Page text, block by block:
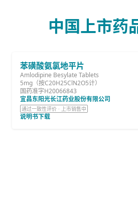
中国上市药
苯磺酸氨氯地平片
Amlodipine Besylate Tablets
5mg（按C20H25ClN2O5计）
国药准字H20066843
宜昌东阳光长江药业股份有限公司
通过一致性评价 · 上市销售中
说明书下载